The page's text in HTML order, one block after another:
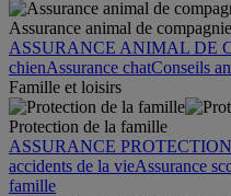
Assurance animal de compagnie
ASSURANCE ANIMAL DE
chienAssurance chatConseils
Famille et loisirs
Protection de la famille
ASSURANCE
accidents de la vieAssurance
famille